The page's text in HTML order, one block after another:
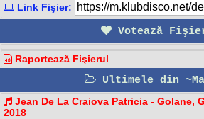
Link Fişier:
Votează
Raportează Fişierul
Ultimele din
Jean De La Craiova Patricia - Golane,
2018